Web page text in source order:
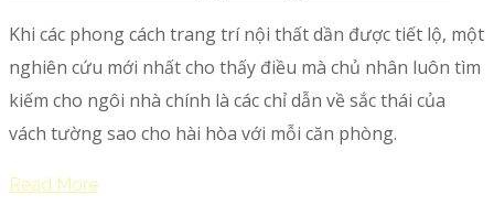
Khi các phong cách trang trí nội thất dần được tiết lộ, một
nghiên cứu mới nhất cho thấy điều mà chủ nhân luôn tìm
kiếm cho ngôi nhà chính là các chỉ dẫn về sắc thái của
vách tường sao cho hài hòa với mỗi căn phòng.
Read More